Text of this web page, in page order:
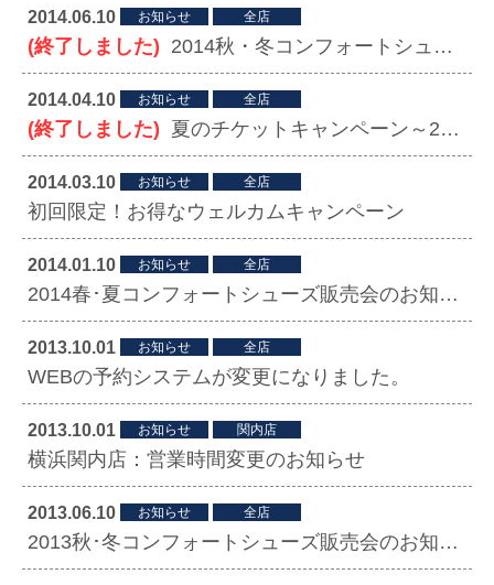
2014.06.10 お知らせ 全店
(終了しました) 2014秋・冬コンフォートシューズ販売会のお知らせ 鎌倉店
2014.04.10 お知らせ 全店
(終了しました) 夏のチケットキャンペーン～2014.7.31（木）まで
2014.03.10 お知らせ 全店
初回限定！お得なウェルカムキャンペーン
2014.01.10 お知らせ 全店
2014春･夏コンフォートシューズ販売会のお知らせ
2013.10.01 お知らせ 全店
WEBの予約システムが変更になりました。
2013.10.01 お知らせ 関内店
横浜関内店：営業時間変更のお知らせ
2013.06.10 お知らせ 全店
2013秋･冬コンフォートシューズ販売会のお知らせ